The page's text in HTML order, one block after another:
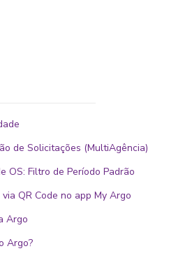
de Solicitações (MultiAgência)
OS: Filtro de Período Padrão
QR Code no app My Argo
Argo
Argo?